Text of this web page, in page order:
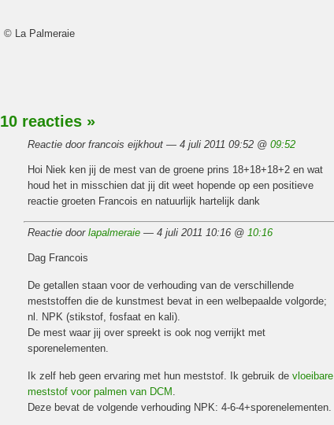
© La Palmeraie
10 reacties »
Reactie door francois eijkhout — 4 juli 2011 09:52 @ 09:52
Hoi Niek ken jij de mest van de groene prins 18+18+18+2 en wat
houd het in misschien dat jij dit weet hopende op een positieve
reactie groeten Francois en natuurlijk hartelijk dank
Reactie door lapalmeraie— 4 juli 2011 10:16 @ 10:16
Dag Francois
De getallen staan voor de verhouding van de verschillende
meststoffen die de kunstmest bevat in een welbepaalde volgorde;
nl. NPK (stikstof, fosfaat en kali).
De mest waar jij over spreekt is ook nog verrijkt met
sporenelementen.
Ik zelf heb geen ervaring met hun meststof. Ik gebruik devloeibare
meststof voor palmen van DCM .
Deze bevat de volgende verhouding NPK: 4-6-4+sporenelementen.